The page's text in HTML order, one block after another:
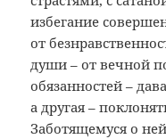
избегание
от
души – от вечной
обязанностей –
а другая –
Заботящемуся о